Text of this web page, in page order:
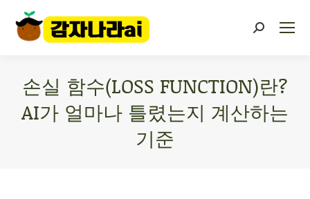
손실 함수(LOSS FUNCTION)란?
AI가 얼마나 틀렸는지 계산하는
기준